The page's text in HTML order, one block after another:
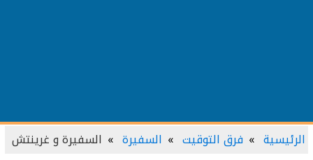
الرئيسية فرق التوقيت السفيرة السفيرة و غرينتش